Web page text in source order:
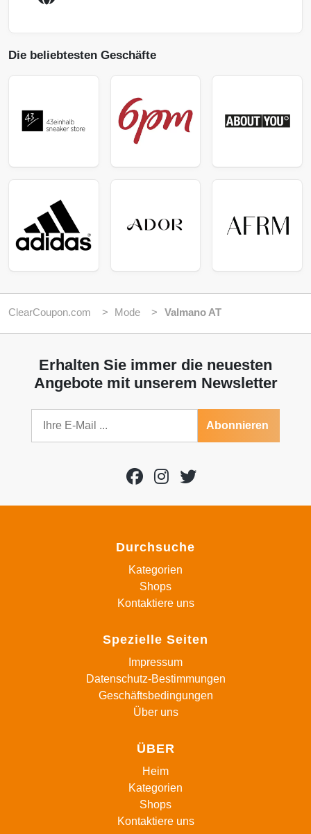
Die beliebtesten Geschäfte
ClearCoupon.com Mode Valmano AT
Erhalten Sie immer die neuesten
Angebote mit unserem Newsletter
Abonnieren
Durchsuche
Kategorien
Shops
Kontaktiere uns
Spezielle Seiten
Impressum
Datenschutz-Bestimmungen
Geschäftsbedingungen
Über uns
ÜBER
Heim
Kategorien
Shops
Kontaktiere uns